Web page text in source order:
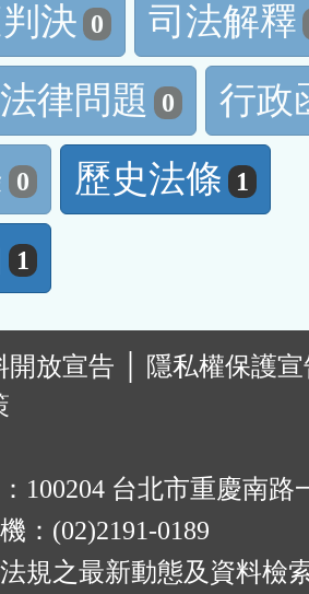
決 0
司法解釋
法律問題 0
行政
0 歷史法條 1
1
開放宣告
隱私權保護
100204 台北市重慶南路
：(02)2191-0189
規之最新動態及資料檢